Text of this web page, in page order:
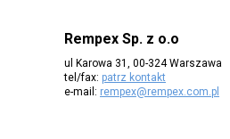
Rempex Sp. z o.o
ul Karowa 31, 00-324 Warszawa
tel/fax: patrz kontakt
e-mail: rempex@rempex.com.pl